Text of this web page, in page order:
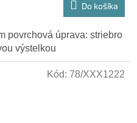
Do košíka
povrchová úprava: striebro
výstelkou
Kód: 78/XXX1222